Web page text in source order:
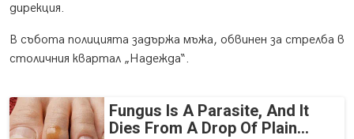
дирекция.
В събота полицията задържа мъжа, обвинен за стрелба в
столичния квартал „Надежда“.
Fungus Is A Parasite, And It
Dies From A Drop Of Plain...